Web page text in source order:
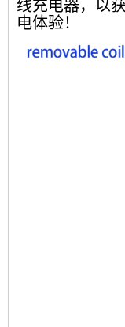
线充电器，以
电体验！